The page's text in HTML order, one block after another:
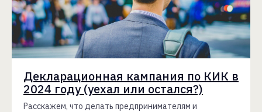
Декларационная кампания по КИК в
2024 году (уехал или остался?)
Расскажем, что делать предпринимателям и